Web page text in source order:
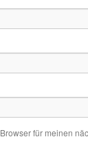
für meinen